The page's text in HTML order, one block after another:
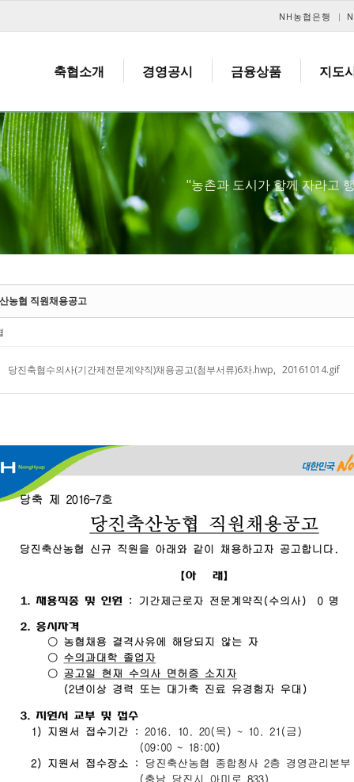
NH농협은행
축협소개 경영공시 금융상품 지도
"농촌과 도시가 함께 자라고
농협 직원채용공고
당진축협수의사(기간제전문계약직)채용공고(첨부서류)6차.hwp, 20161014.gif